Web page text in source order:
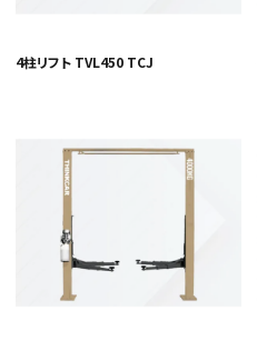
4柱リフト TVL450 TCJ